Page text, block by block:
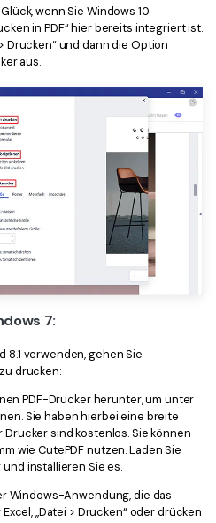
wenn Sie Windows 10
in PDF“ hier bereits integriert ist.
Drucken“ und dann die Option
aus.
7:
8.1 verwenden, gehen Sie
drucken:
PDF-Drucker herunter, um unter
Sie haben hierbei eine breite
sind kostenlos. Sie können
wie CutePDF nutzen. Laden Sie
installieren Sie es.
Windows-Anwendung, die das
„Datei > Drucken“ oder drücken